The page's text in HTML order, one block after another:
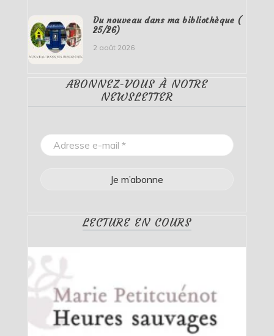
Du nouveau dans ma bibliothèque (
25/26)
2 août 2026
ABONNEZ-VOUS À NOTRE
NEWSLETTER
LECTURE EN COURS